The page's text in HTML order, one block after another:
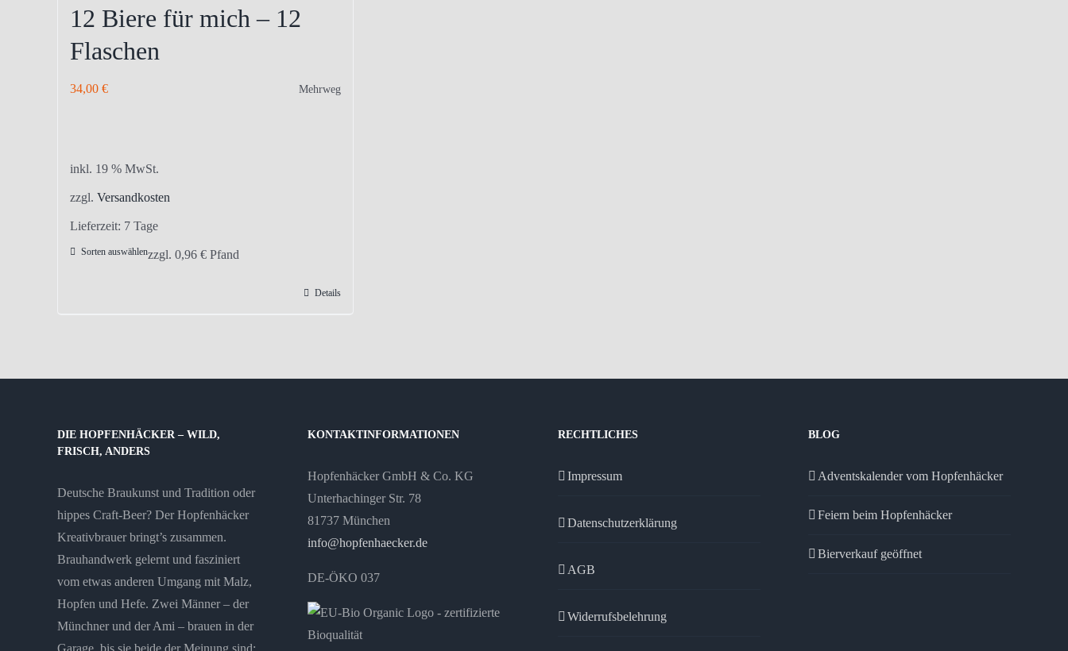
12 Biere für mich – 12
Flaschen
34,00 € Mehrweg
inkl. 19 % MwSt.
zzgl. Versandkosten
Lieferzeit: 7 Tage
Sorten auswählenzzgl. 0,96 € Pfand
Details
DIE HOPFENHÄCKER – WILD,
FRISCH, ANDERS
Deutsche Braukunst und Tradition oder
hippes Craft-Beer? Der Hopfenhäcker
Kreativbrauer bringt’s zusammen.
Brauhandwerk gelernt und fasziniert
vom etwas anderen Umgang mit Malz,
Hopfen und Hefe. Zwei Männer – der
Münchner und der Ami – brauen in der
KONTAKTINFORMATIONEN
Hopfenhäcker GmbH & Co. KG
Unterhachinger Str. 78
81737 München
info@hopfenhaecker.de
DE-ÖKO 037
RECHTLICHES
Impressum
Datenschutzerklärung
AGB
Widerrufsbelehrung
BLOG
Adventskalender vom Hopfenhäcker
Feiern beim Hopfenhäcker
Bierverkauf geöffnet